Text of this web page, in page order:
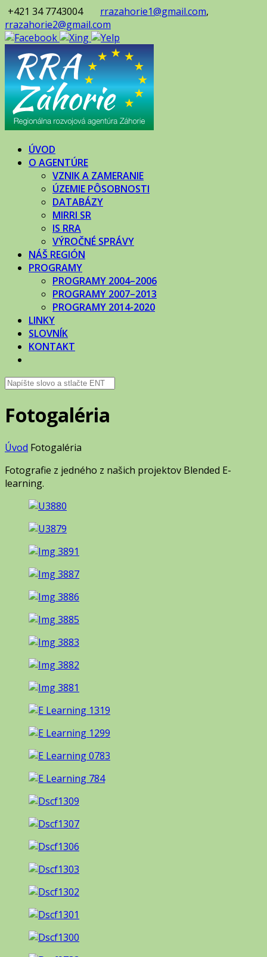
+421 34 7743004 rrazahorie1@gmail.com,
rrazahorie2@gmail.com
ÚVOD
O AGENTÚRE
VZNIK A ZAMERANIE
ÚZEMIE PÔSOBNOSTI
DATABÁZY
MIRRI SR
IS RRA
VÝROČNÉ SPRÁVY
NÁŠ REGIÓN
PROGRAMY
PROGRAMY 2004–2006
PROGRAMY 2007–2013
PROGRAMY 2014-2020
LINKY
SLOVNÍK
KONTAKT
Fotogaléria
Úvod Fotogaléria
Fotografie z jedného z našich projektov Blended E-
learning.